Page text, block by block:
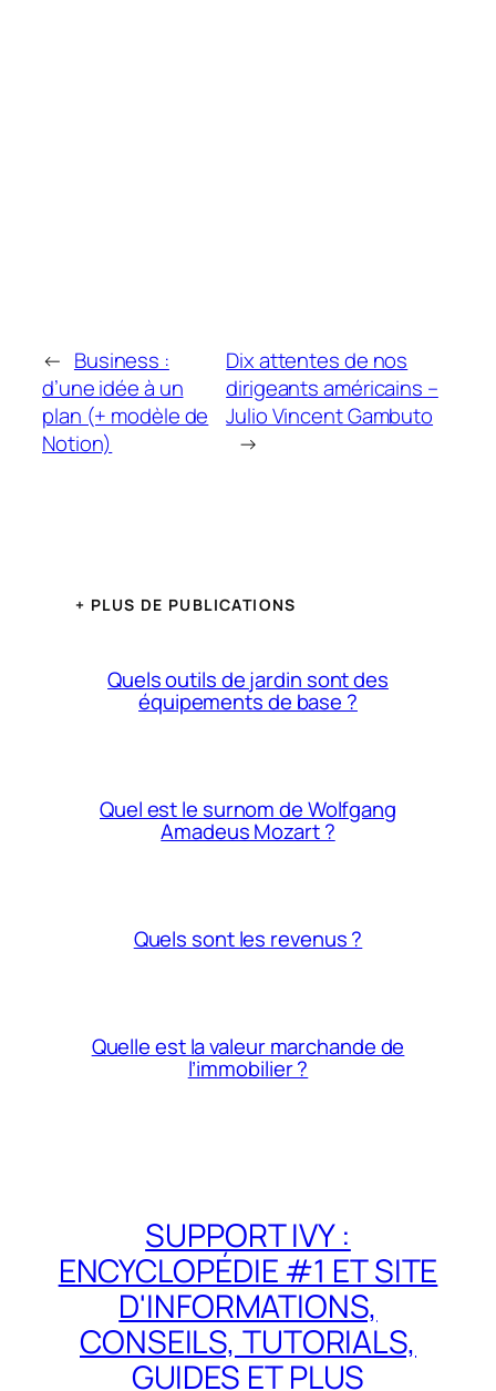
← Business :
d’une idée à un
plan (+ modèle de
Notion)
Dix attentes de nos
dirigeants américains –
Julio Vincent Gambuto
→
+ PLUS DE PUBLICATIONS
Quels outils de jardin sont des
équipements de base ?
Quel est le surnom de Wolfgang
Amadeus Mozart ?
Quels sont les revenus ?
Quelle est la valeur marchande de
l’immobilier ?
SUPPORT IVY :
ENCYCLOPÉDIE #1 ET SITE
D'INFORMATIONS,
CONSEILS, TUTORIALS,
GUIDES ET PLUS